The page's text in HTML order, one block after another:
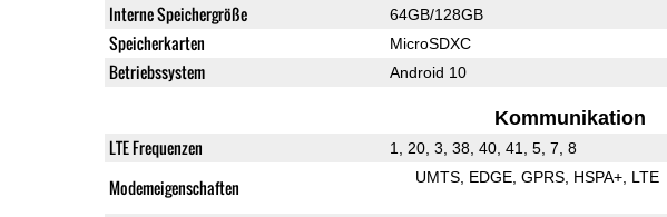
Interne Speichergröße 64GB/128GB
Speicherkarten MicroSDXC
Betriebssystem Android 10
Kommunikation
LTE Frequenzen 1, 20, 3, 38, 40, 41, 5, 7, 8
Modemeigenschaften UMTS EDGE GPRS HSPA+ LTE